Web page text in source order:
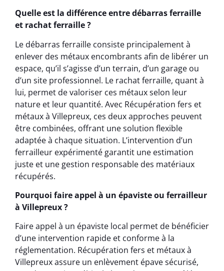
Quelle est la différence entre débarras ferraille
et rachat ferraille ?
Le débarras ferraille consiste principalement à
enlever des métaux encombrants afin de libérer un
espace, qu’il s’agisse d’un terrain, d’un garage ou
d’un site professionnel. Le rachat ferraille, quant à
lui, permet de valoriser ces métaux selon leur
nature et leur quantité. Avec Récupération fers et
métaux à Villepreux, ces deux approches peuvent
être combinées, offrant une solution flexible
adaptée à chaque situation. L’intervention d’un
ferrailleur expérimenté garantit une estimation
juste et une gestion responsable des matériaux
récupérés.
Pourquoi faire appel à un épaviste ou ferrailleur
à Villepreux ?
Faire appel à un épaviste local permet de bénéficier
d’une intervention rapide et conforme à la
réglementation. Récupération fers et métaux à
Villepreux assure un enlèvement épave sécurisé,